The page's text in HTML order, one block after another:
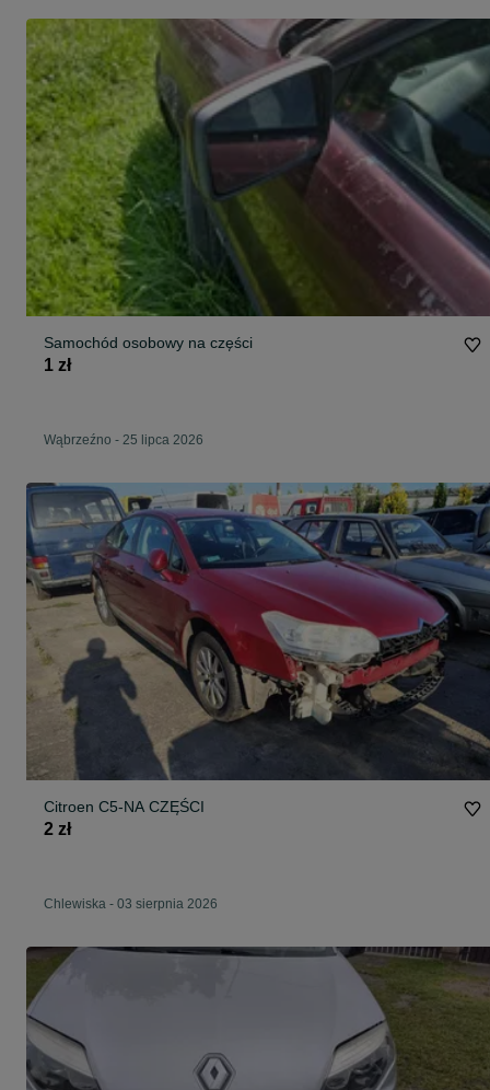
Samochód osobowy na części
1 zł
Wąbrzeźno - 25 lipca 2026
Citroen C5-NA CZĘŚCI
2 zł
Chlewiska - 03 sierpnia 2026